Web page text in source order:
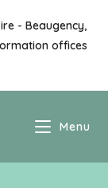
- Beaugency,
offices
Menu